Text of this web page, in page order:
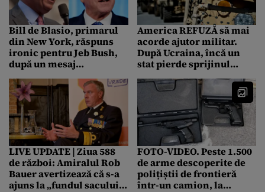
Bill de Blasio, primarul
din New York, răspuns
ironic pentru Jeb Bush,
după un mesaj
controversat despre
armele de foc:
„AMERICA”
America REFUZĂ să mai
acorde ajutor militar.
După Ucraina, încă un
stat pierde sprijinul
Casei Albe
LIVE UPDATE | Ziua 588
de război: Amiralul Rob
Bauer avertizează că s-a
ajuns la „fundul sacului”
FOTO-VIDEO. Peste 1.500
de arme descoperite de
polițiștii de frontieră
într-un camion, la